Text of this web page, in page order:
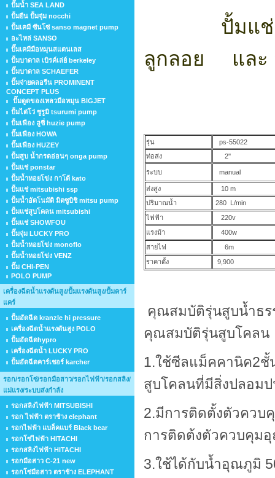
ปั๊มน้ำ SEA LAND
ปั้มยืน ปั้มจุ่ม nocchi
ปั้มเคมี ซันโซ่ sanso magnet pump
อะไหล่ SANSO
ปั๊มเคมีมือหมุนสแตนเลส
ปั้มบาดาล เบิรค์เล่ย์ berkeley
ปั๊มบาดาล SCHAEFER
ปั๊มจ่ายคลอรีน PROMINENT
CONCEPT PLUS
ปั๊มดูดของเหลวมือหมุน BIGJET
ปั้มได่โว่ ซูรูมิ tsurumi pump
ปั้มเฟือง ฮูซี่ huzie pump
ปั๊มเฟือง HOWA
ปั๊มเฟือง HUZEY
ปั้มสูบ น้ำกรดอ่อนๆ onga pump
ปั้มแช่ ponstar
ปั้มน้ำหอยโข่ง กาโต้ kato
ปั้มแช่ mitsubishi ssp
ปั้มน้ำอัตโนมัติ มิตซูบิชิ mitsu pump
ปั้มแช่สูบโคลน mitsubishi
ปั๊มแช่ SHOWFOU
ปั๊มจุ่ม LUCKY PRO
ปั้มน้ำหอยโข่ง monoflo
ปั๊มน้ำหอยโข่ง VENZ
ปั๊ม CHI-PEN
POLO PUMP
เครื่องฉีดน้ำแรงดันสูง/ปั้มแรงดันสูง/ปั้มคาร์
แคร์
ปั้มอัดฉีด kranzle hi pressure
เครื่องฉีดน้ำแรงดันสูง POLO
ปั้มอัดฉีดhypro
เครื่องฉีดน้ำ LUCKY PRO
ปั้มอัดฉีดคาร์เชอร์ karcher
รอก/รอกโซ่/รอกมือสาว/รอกไฟฟ้า/รอกสลิง/
แม่แรง/ระบบส่งกำลัง
รอกสลิงไฟฟ้า MITSUBISHI
รอก ไฟฟ้า ตราช้าง elephant
รอกไฟฟ้า แบล็คแบร์ Black bear
รอกโซ่ไฟฟ้า HITACHI
รอกสลิงไฟฟ้า HITACHI
รอกมือสาว C-21 new
รอกโซ่มือสาว ตราช้าง ELEPHANT
ปั้มแ
ลูกลอย และ
รุ่น
ps-55022
ท่อส่ง
2''
ระบบ manual
ส่งสูง
10 m
ปริมาณน้ำ
280 L/min
ไฟฟ้า
220v
แรงม้า
400w
สายไฟ
6m
ราคาตั้ง
9,900
คุณสม
คุณสมบัติรุ่นสูบโคลน
1.ใช้ซีลแม็คค
สูบโคลนที่มีสิ่งปลอม
2.มีการติดตั้ง
การติดต้งตัวควบคุม
3.ใช้ได้